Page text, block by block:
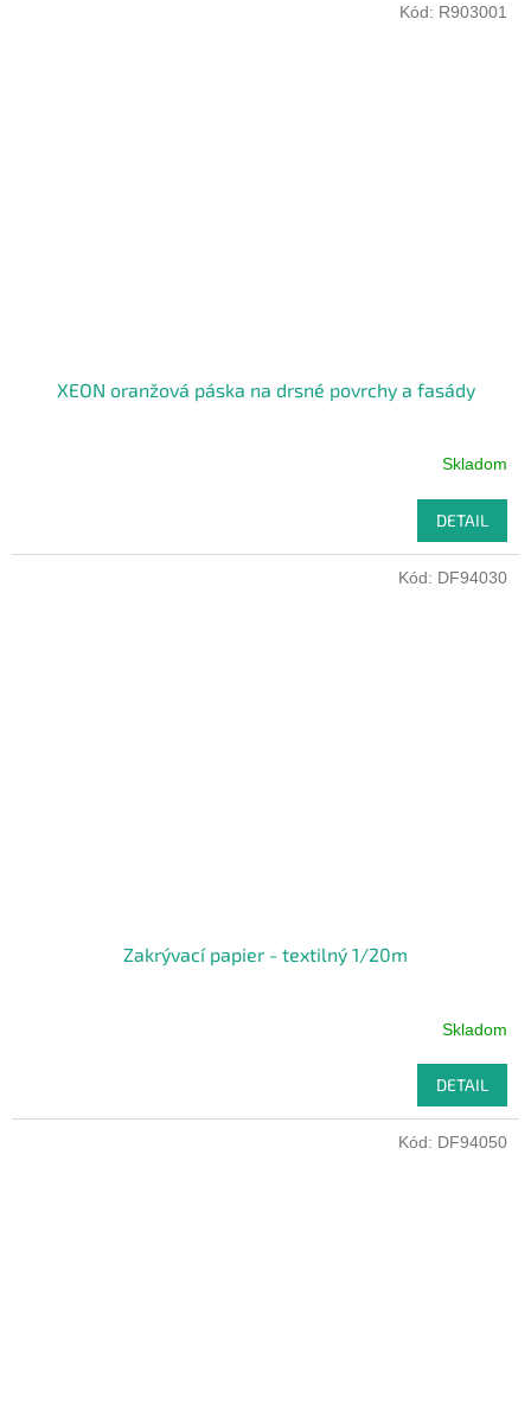
XEON oranžová páska na drsné povrchy a fasády
Skladom
DETAIL
Kód: R903001
Zakrývací papier - textilný 1/20m
Skladom
DETAIL
Kód: DF94030
Kód: DF94050